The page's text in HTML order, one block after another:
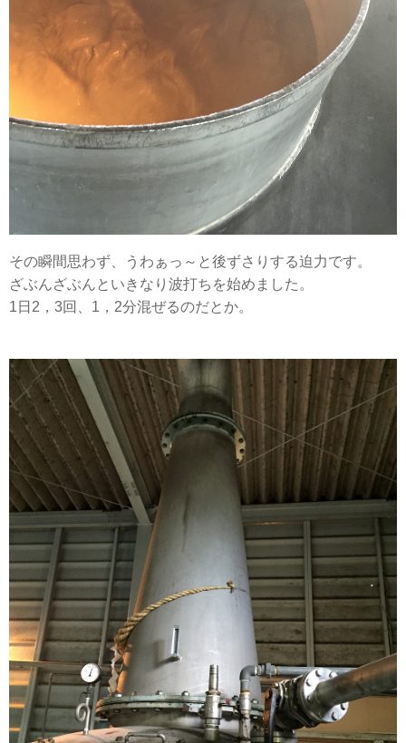
その瞬間思わず、うわぁっ～と後ずさりする迫力です。
ざぶんざぶんといきなり波打ちを始めました。
1日2，3回、1，2分混ぜるのだとか。